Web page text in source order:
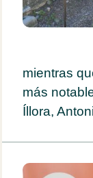
mientras
más
Íllora,